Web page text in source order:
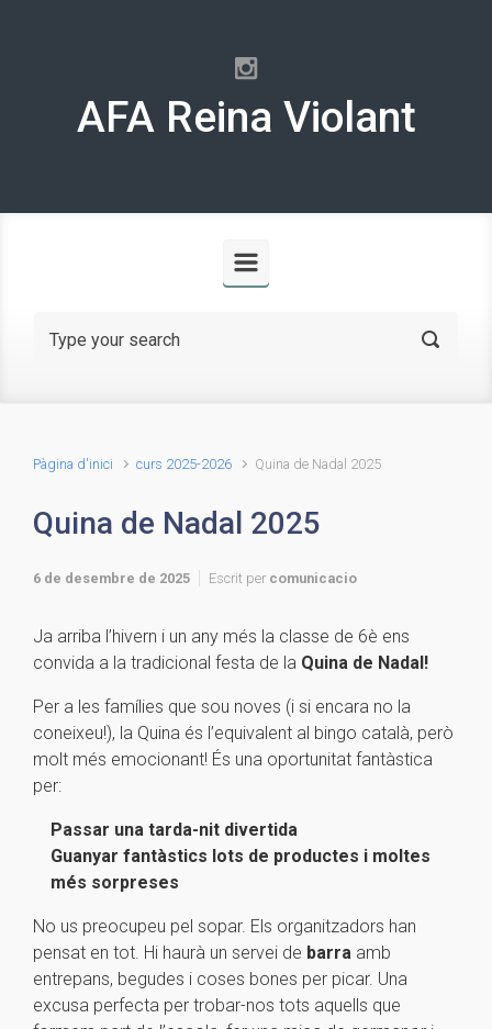
AFA Reina Violant
Pàgina d'inici curs 2025-2026 Quina de Nadal 2025
Quina de Nadal 2025
6 de desembre de 2025 Escrit per comunicacio
Ja arriba l’hivern i un any més la classe de 6è ens
convida a la tradicional festa de la Quina de Nadal!
Per a les famílies que sou noves (i si encara no la
coneixeu!), la Quina és l’equivalent al bingo català, però
molt més emocionant! És una oportunitat fantàstica
per:
Passar una tarda-nit divertida
Guanyar fantàstics lots de productes i moltes
més sorpreses
No us preocupeu pel sopar. Els organitzadors han
pensat en tot. Hi haurà un servei de barra amb
entrepans, begudes i coses bones per picar. Una
excusa perfecta per trobar-nos tots aquells que